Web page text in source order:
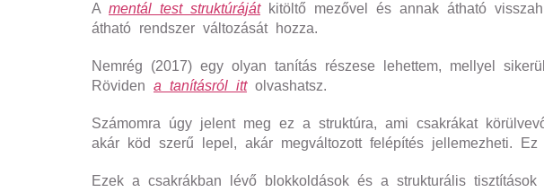
A mentál test struktúrájátkitöltő mezővel és annak átható
átható rendszer változását hozza.
Nemrég (2017) egy olyan tanítás részese lehettem, mellyel
Röviden a tanításról ittolvashatsz.
Számomra úgy jelent meg ez a struktúra, ami csakrákat
akár köd szerű lepel, akár megváltozott felépítés jellemezheti.
Ezek a csakrákban lévő blokkoldások és a strukturális